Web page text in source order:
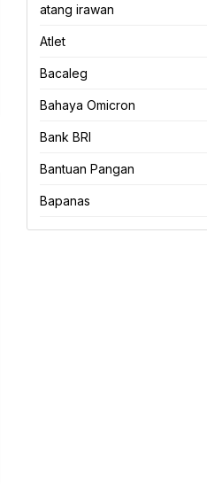
atang irawan
Atlet
Bacaleg
Bahaya Omicron
Bank BRI
Bantuan Pangan
Bapanas